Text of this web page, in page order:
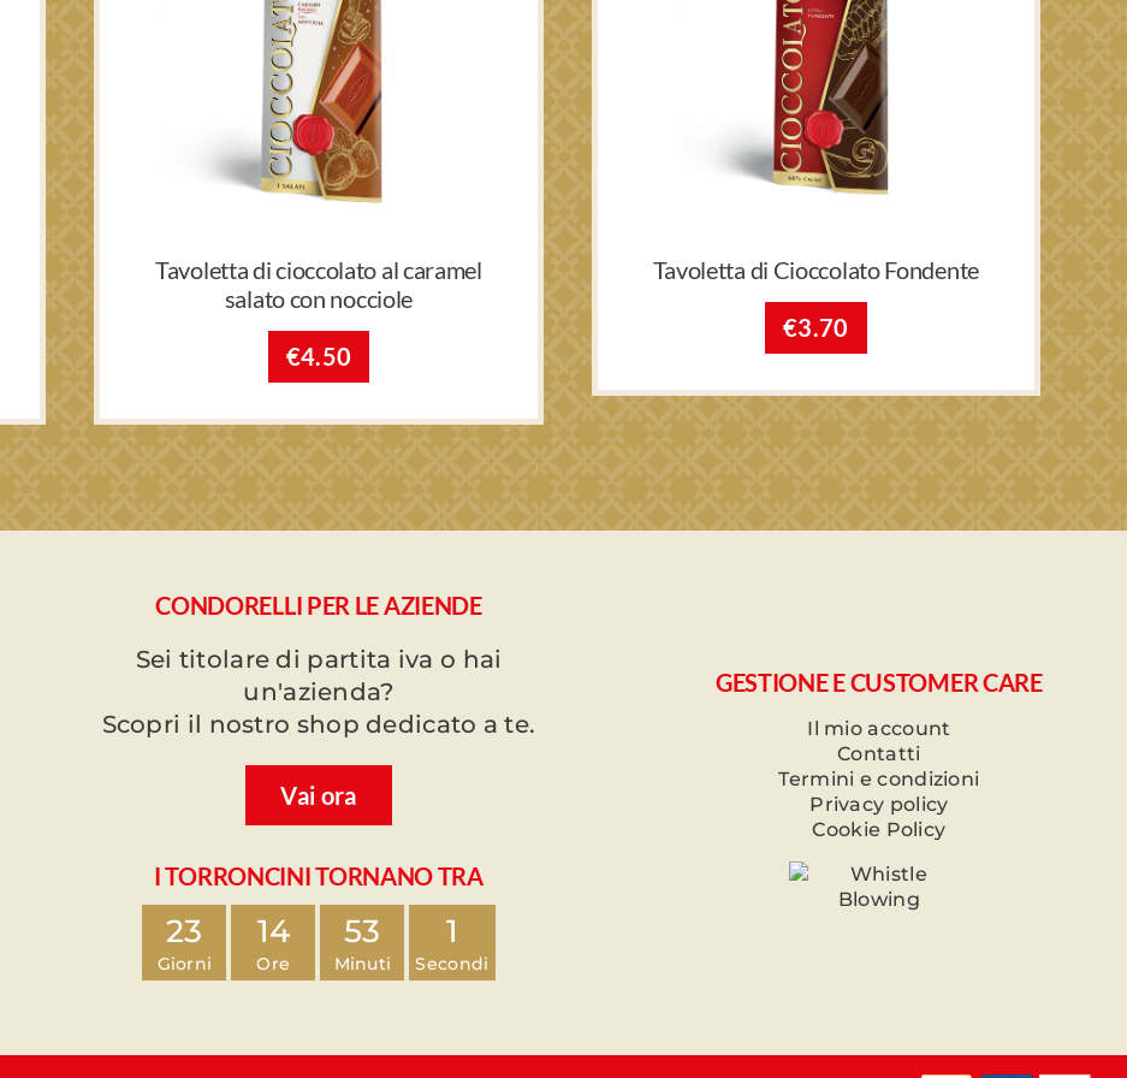
Tavoletta di cioccolato al caramel
salato con nocciole
€4.50
Tavoletta di Cioccolato Fondente
€3.70
CONDORELLI PER LE AZIENDE
Sei titolare di partita iva o hai
un'azienda?
Scopri il nostro shop dedicato a te.
Vai ora
I TORRONCINI TORNANO TRA
23
Giorni
14
Ore
53
Minuti
0
Secondi
GESTIONE E CUSTOMER CARE
Il mio account
Contatti
Termini e condizioni
Privacy policy
Cookie Policy